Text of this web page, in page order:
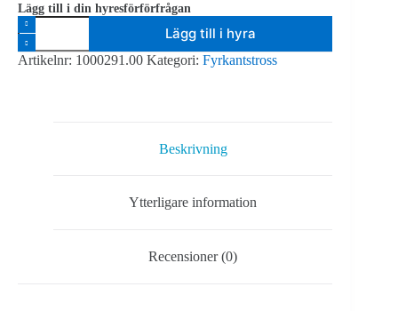
Lägg till i din hyresförförfrågan
Milos
M290V
QUATRO
QTVF
Lägg till i hyra
Artikelnr: 1000291.00 Kategori: Fyrkantstross
Beskrivning
Ytterligare information
Recensioner (0)